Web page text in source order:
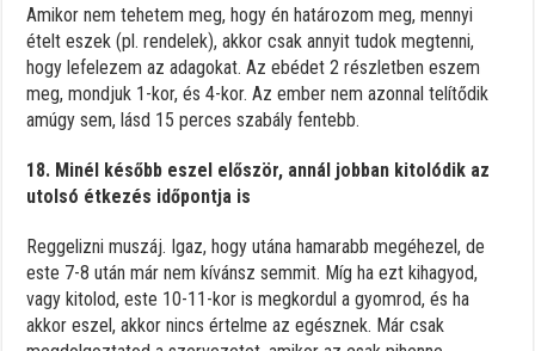
Amikor nem tehetem meg, hogy én határozom meg, mennyi
ételt eszek (pl. rendelek), akkor csak annyit tudok megtenni,
hogy lefelezem az adagokat. Az ebédet 2 részletben eszem
meg, mondjuk 1-kor, és 4-kor. Az ember nem azonnal telítődik
amúgy sem, lásd 15 perces szabály fentebb.
18. Minél később eszel először, annál jobban kitolódik az
utolsó étkezés időpontja is
Reggelizni muszáj. Igaz, hogy utána hamarabb megéhezel, de
este 7-8 után már nem kívánsz semmit. Míg ha ezt kihagyod,
vagy kitolod, este 10-11-kor is megkordul a gyomrod, és ha
akkor eszel, akkor nincs értelme az egésznek. Már csak